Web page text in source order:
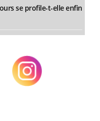
se profile-t-elle enfin